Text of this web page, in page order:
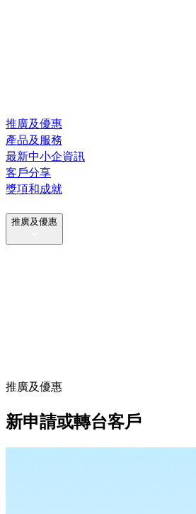
推廣及優惠
產品及服務
最新中小企資訊
客戶分享
獎項和成就
推廣及優惠
推廣及優惠
新申請或轉台客戶